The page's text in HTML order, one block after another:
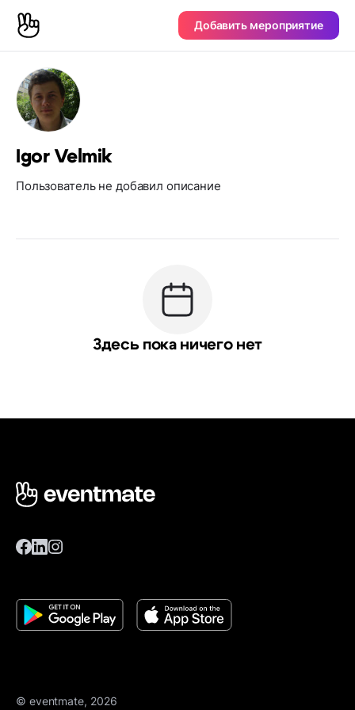
Добавить мероприятие
Igor Velmik
Пользователь не добавил описание
Здесь пока ничего нет
© eventmate, 2026